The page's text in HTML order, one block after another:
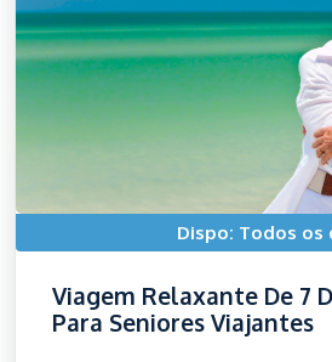
Dispo: Todos os
Viagem Relaxante De 7
Para Seniores Viajantes